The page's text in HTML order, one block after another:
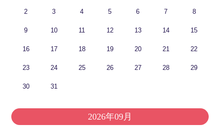
2 3 4 5 6 7 8
9 10 11 12 13 14 15
16 17 18 19 20 21 22
23 24 25 26 27 28 29
30 31
2026年09月